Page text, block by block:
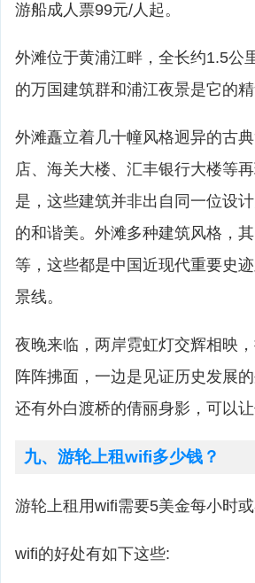
游船成人票99元/人起。
外滩位于黄浦江畔，全长约1.5公
的万国建筑群和浦江夜景是它的精
外滩矗立着几十幢风格迥异的古
店、海关大楼、汇丰银行大楼等
是，这些建筑并非出自同一位设
的和谐美。外滩多种建筑风格，
等，这些都是中国近现代重要史
景线。
夜晚来临，两岸霓虹灯交辉相映
阵阵拂面，一边是见证历史发展
还有外白渡桥的倩丽身影，可以
九、游轮上租wifi多少钱？
游轮上租用wifi需要5美金每小时
wifi的好处有如下这些: